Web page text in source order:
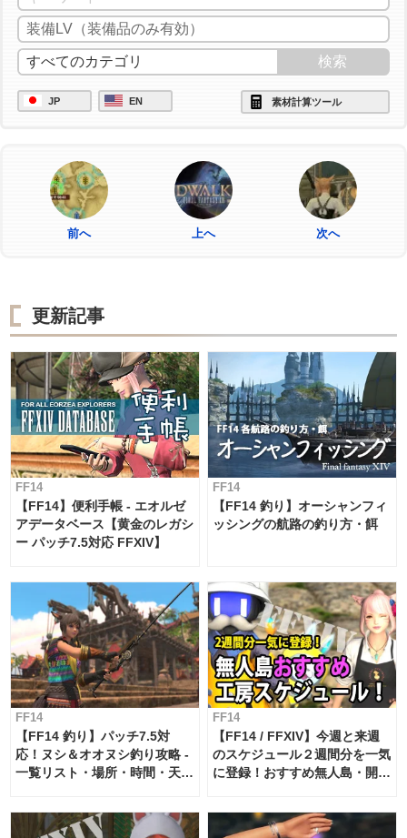
JP EN 素材計算ツール
前へ 上へ 次へ
更新記事
FF14
【FF14】便利手帳 - エオルゼ
アデータベース【黄金のレガシ
ー パッチ7.5対応 FFXIV】
FF14
【FF14 釣り】オーシャンフィ
ッシングの航路の釣り方・餌
FF14
【FF14 釣り】パッチ7.5対
応！ヌシ＆オオヌシ釣り攻略 -
一覧リスト・場所・時間・天
FF14
【FF14 / FFXIV】今週と来週
のスケジュール２週間分を一気
に登録！おすすめ無人島・開拓
対応 / 毎週更新中】